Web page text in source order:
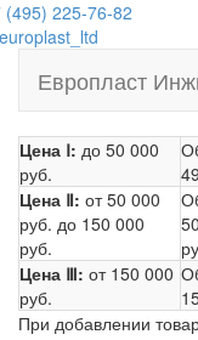
(495) 225-76-82
Европласт
Цена Ⅰ: до 50 000
руб.
Цена Ⅱ: от 50 000
руб. до 150 000
руб.
Цена Ⅲ: от 150 000
руб.
При добавлении